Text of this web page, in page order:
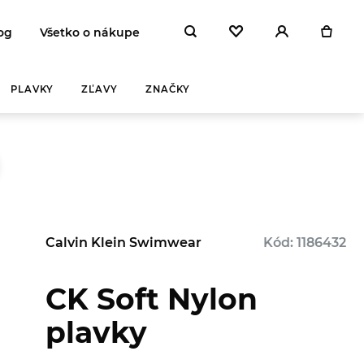
Všetko o nákupe
PLAVKY ZĽAVY ZNAČKY
Calvin Klein Swimwear Kód: 1186432
CK Soft Nylon
plavky